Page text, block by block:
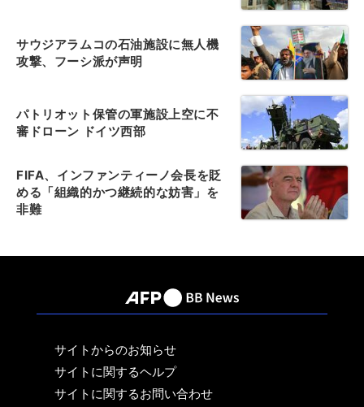
サウジアラムコの石油施設に無人機
攻撃、フーシ派が声明
パトリオット保管の軍施設上空に不
審ドローン ドイツ西部
FIFA、インファンティーノ会長を貶
める「組織的かつ継続的な妨害」を
非難
サイトからのお知らせ
サイトに関するヘルプ
サイトに関するお問い合わせ